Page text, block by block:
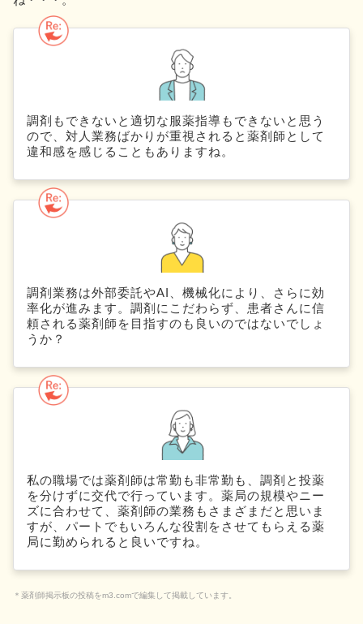
調剤もできないと適切な服薬指導もできないと思う
ので、対人業務ばかりが重視されると薬剤師として
違和感を感じることもありますね。
調剤業務は外部委託やAI、機械化により、さらに効
率化が進みます。調剤にこだわらず、患者さんに信
頼される薬剤師を目指すのも良いのではないでしょ
うか？
私の職場では薬剤師は常勤も非常勤も、調剤と投薬
を分けずに交代で行っています。薬局の規模やニー
ズに合わせて、薬剤師の業務もさまざまだと思いま
すが、パートでもいろんな役割をさせてもらえる薬
局に勤められると良いですね。
＊薬剤師掲示板の投稿をm3.comで編集して掲載しています。